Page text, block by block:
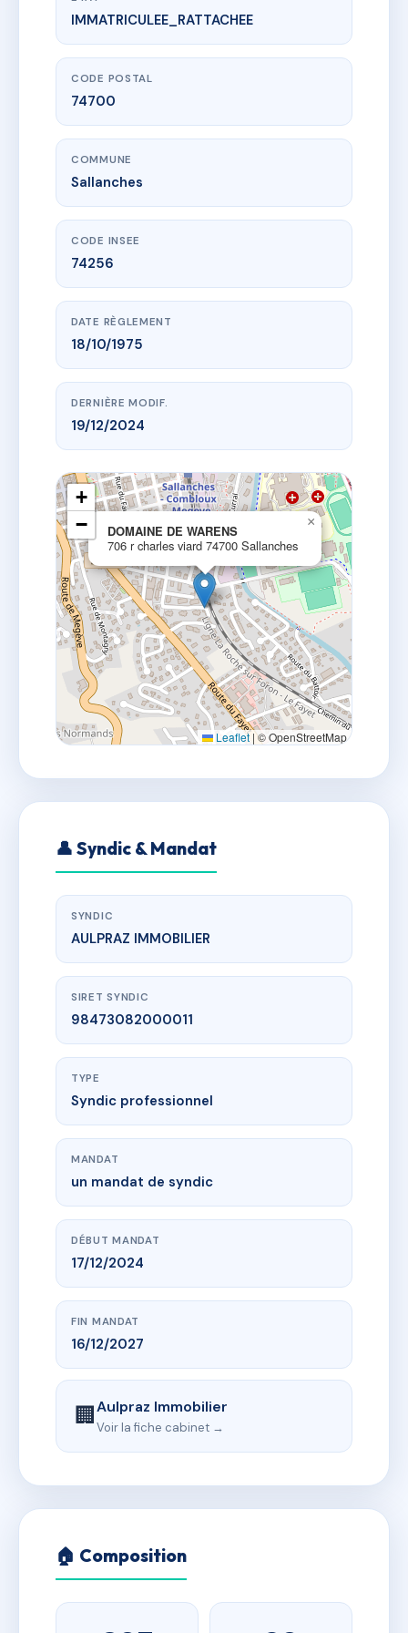
www.vme.plus/AC6724850
DOMAINE DE WARENS
706 r charles viard
IMMATRICULEE_RATTACHEE
CODE POSTAL
74700
COMMUNE
Sallanches
CODE INSEE
74256
DATE RÈGLEMENT
18/10/1975
DERNIÈRE MODIF.
19/12/2024
DOMAINE DE WARENS
706 r charles viard 74700 Sallanches
×
+
−
Leaflet |© OpenStreetMap
👤 Syndic & Mandat
SYNDIC
AULPRAZ IMMOBILIER
SIRET SYNDIC
98473082000011
TYPE
Syndic professionnel
MANDAT
un mandat de syndic
DÉBUT MANDAT
17/12/2024
FIN MANDAT
16/12/2027
🏢Aulpraz Immobilier
Voir la fiche cabinet →
🏠 Composition